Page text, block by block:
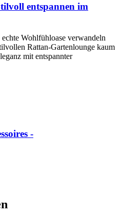
entspannen im
Wohlfühloase verwandeln
Rattan-Gartenlounge kaum
mit entspannter
-